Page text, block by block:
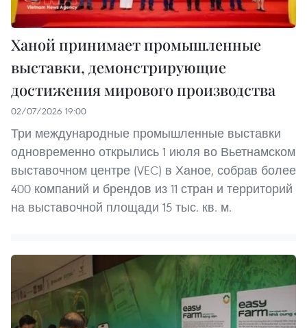
Ханой принимает промышленные
выставки, демонстрирующие
достижения мирового производства
02/07/2026 19:00
Три международные промышленные выставки
одновременно открылись 1 июля во Вьетнамском
выставочном центре (VEC) в Ханое, собрав более
400 компаний и брендов из 11 стран и территорий
на выставочной площади 15 тыс. кв. м.